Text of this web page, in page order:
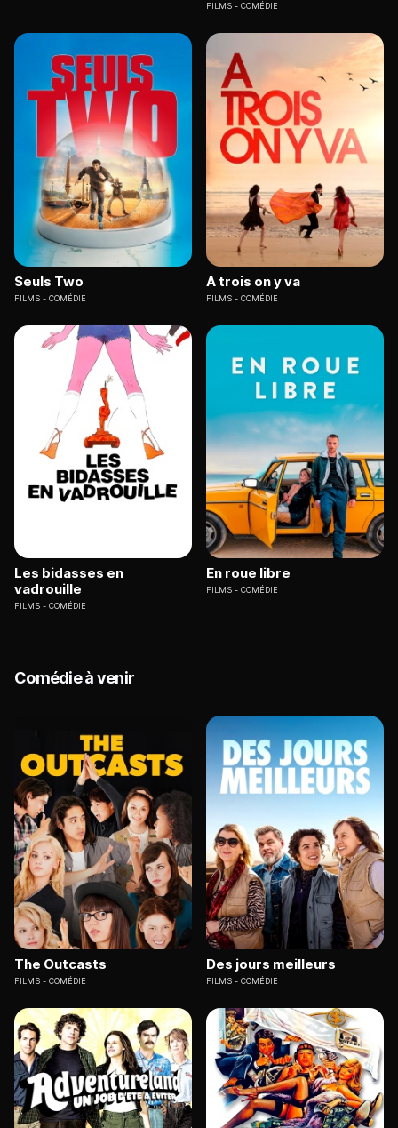
FILMS COMÉDIE
Seuls Two
FILMS COMÉDIE
A trois on y va
FILMS COMÉDIE
Les bidasses en
vadrouille
FILMS COMÉDIE
En roue libre
FILMS COMÉDIE
Comédie à venir
The Outcasts
FILMS COMÉDIE
Des jours meilleurs
FILMS COMÉDIE